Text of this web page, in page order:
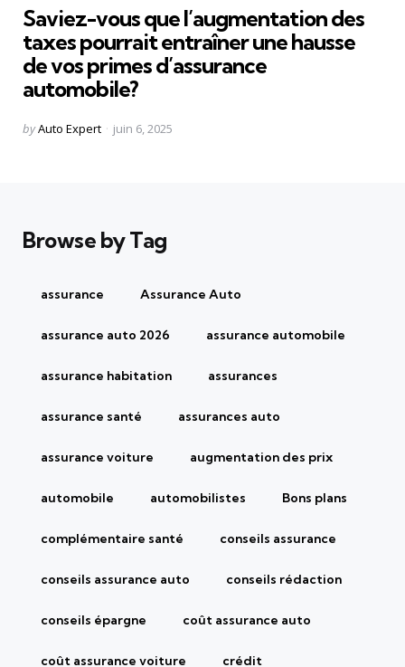
Saviez-vous que l’augmentation des
taxes pourrait entraîner une hausse
de vos primes d’assurance
automobile?
Posted
byAuto Expert juin 6, 2025
Browse by Tag
assurance Assurance Auto
assurance auto 2026 assurance automobile
assurance habitation assurances
assurance santé assurances auto
assurance voiture augmentation des prix
automobile automobilistes Bons plans
complémentaire santé conseils assurance
conseils assurance auto conseils rédaction
conseils épargne coût assurance auto
coût assurance voiture crédit